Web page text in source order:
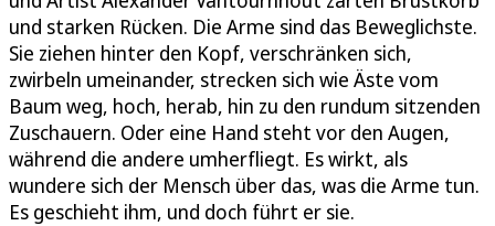
und starken Rücken. Die Arme sind das Beweglichste.
Sie ziehen hinter den Kopf, verschränken sich,
zwirbeln umeinander, strecken sich wie Äste vom
Baum weg, hoch, herab, hin zu den rundum sitzenden
Zuschauern. Oder eine Hand steht vor den Augen,
während die andere umherfliegt. Es wirkt, als
wundere sich der Mensch über das, was die Arme tun.
Es geschieht ihm, und doch führt er sie.